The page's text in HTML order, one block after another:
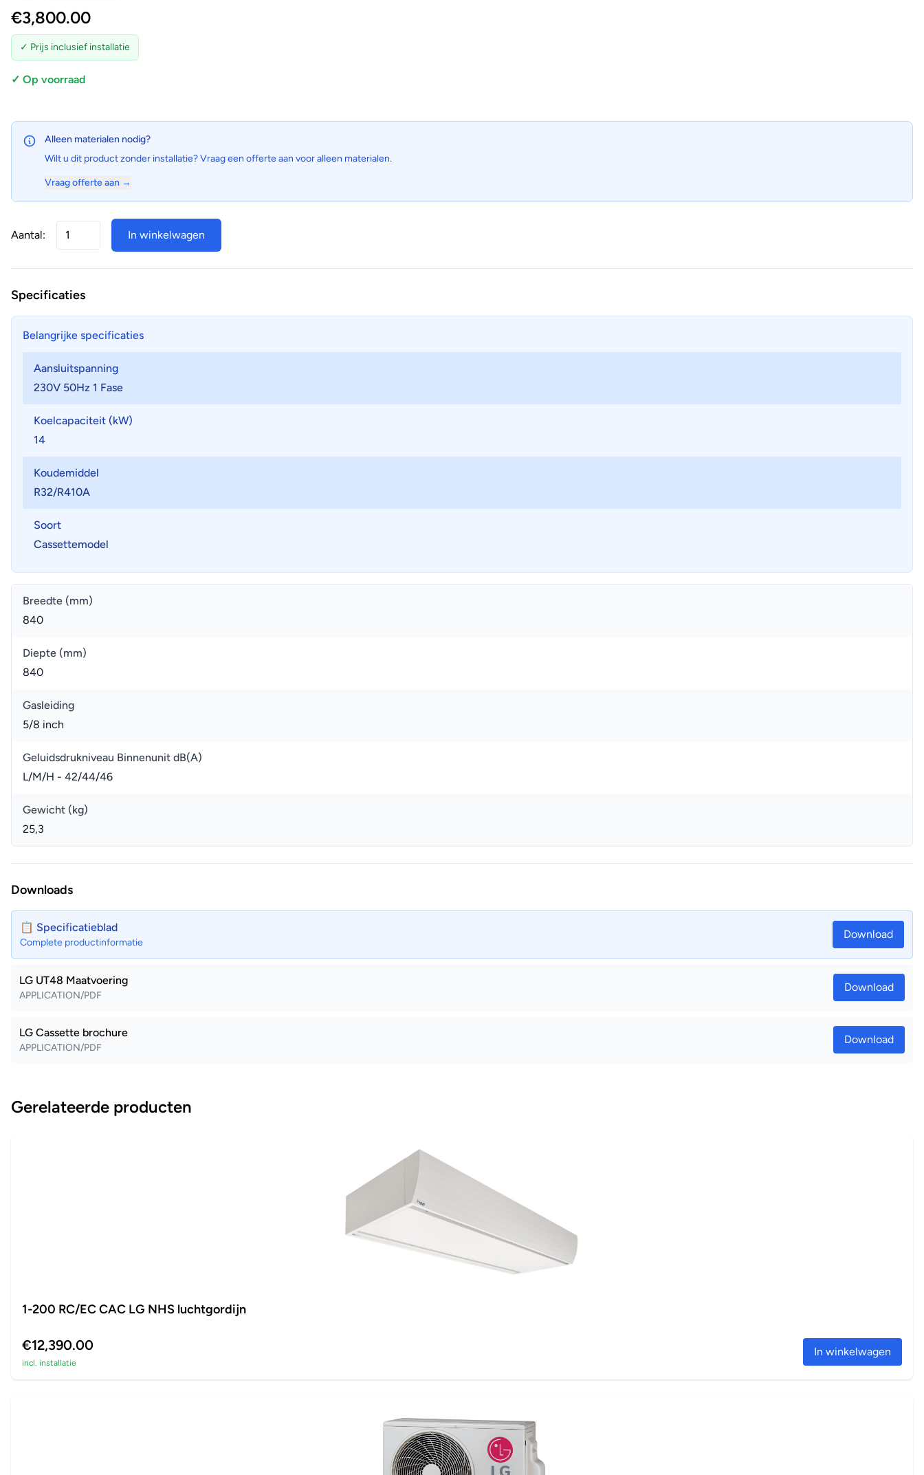
€3,800.00
✓ Prijs inclusief installatie
✓ Op voorraad
Alleen materialen nodig?
Wilt u dit product zonder installatie? Vraag een offerte aan voor alleen materialen.
Vraag offerte aan →
Aantal: In winkelwagen
Specificaties
Belangrijke specificaties
Aansluitspanning
230V 50Hz 1 Fase
Koelcapaciteit (kW)
14
Koudemiddel
R32/R410A
Soort
Cassettemodel
Breedte (mm)
840
Diepte (mm)
840
Gasleiding
5/8 inch
Geluidsdrukniveau Binnenunit dB(A)
L/M/H - 42/44/46
Gewicht (kg)
25,3
Downloads
📋 Specificatieblad
Complete productinformatie
Download
LG UT48 Maatvoering
APPLICATION/PDF
Download
LG Cassette brochure
APPLICATION/PDF
Download
Gerelateerde producten
1-200 RC/EC CAC LG NHS luchtgordijn
€12,390.00
incl. installatie
In winkelwagen